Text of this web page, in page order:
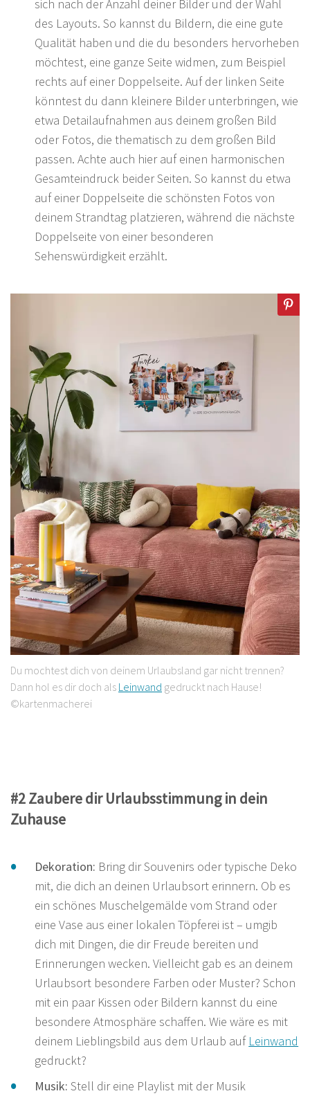
sich nach der Anzahl deiner Bilder und der Wahl
des Layouts. So kannst du Bildern, die eine gute
Qualität haben und die du besonders hervorheben
möchtest, eine ganze Seite widmen, zum Beispiel
rechts auf einer Doppelseite. Auf der linken Seite
könntest du dann kleinere Bilder unterbringen, wie
etwa Detailaufnahmen aus deinem großen Bild
oder Fotos, die thematisch zu dem großen Bild
passen. Achte auch hier auf einen harmonischen
Gesamteindruck beider Seiten. So kannst du etwa
auf einer Doppelseite die schönsten Fotos von
deinem Strandtag platzieren, während die nächste
Doppelseite von einer besonderen
Sehenswürdigkeit erzählt.
Du mochtest dich von deinem Urlaubsland gar nicht trennen?
Dann hol es dir doch als Leinwand gedruckt nach Hause!
©kartenmacherei
#2 Zaubere dir Urlaubsstimmung in dein
Zuhause
Dekoration: Bring dir Souvenirs oder typische Deko
mit, die dich an deinen Urlaubsort erinnern. Ob es
ein schönes Muschelgemälde vom Strand oder
eine Vase aus einer lokalen Töpferei ist – umgib
dich mit Dingen, die dir Freude bereiten und
Erinnerungen wecken. Vielleicht gab es an deinem
Urlaubsort besondere Farben oder Muster? Schon
mit ein paar Kissen oder Bildern kannst du eine
besondere Atmosphäre schaffen. Wie wäre es mit
deinem Lieblingsbild aus dem Urlaub auf Leinwand
gedruckt?
Musik: Stell dir eine Playlist mit der Musik